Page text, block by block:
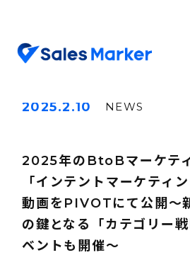
2025.2.10 NEWS
2025年のBtoBマーケテ
「インテントマーケティ
動画をPIVOTにて公開～
の鍵となる「カテゴリー
ベントも開催～